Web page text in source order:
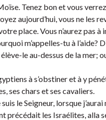
Tenez bon et vous
aujourd’hui, vous ne les
place. Vous n’aurez pas à
m’appelles-tu à l’aide?
le au-dessus de la mer;
à s’obstiner et à y
ses chars et ses cavaliers.
le Seigneur, lorsque
précédait les Israélites,